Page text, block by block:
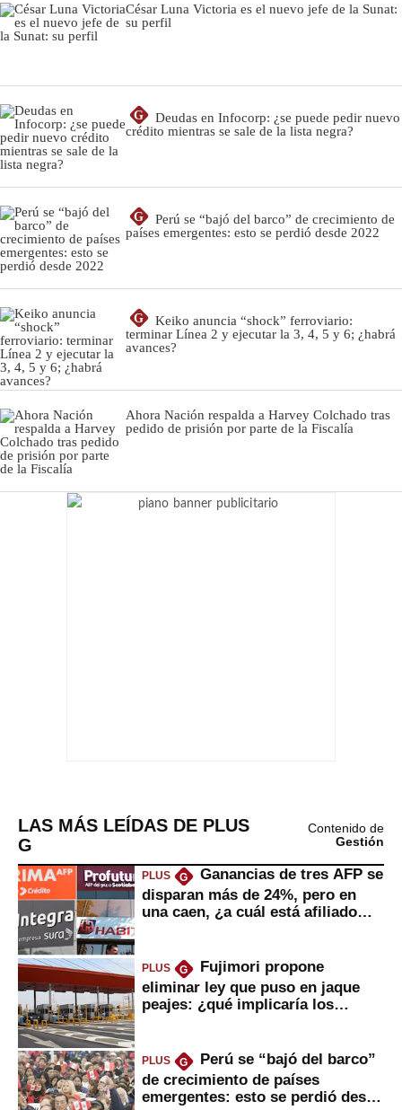
César Luna Victoria es el nuevo jefe de la Sunat:
su perfil
G
Deudas en Infocorp: ¿se puede pedir nuevo
crédito mientras se sale de la lista negra?
G
Perú se “bajó del barco” de crecimiento de
países emergentes: esto se perdió desde 2022
G
Keiko anuncia “shock” ferroviario:
terminar Línea 2 y ejecutar la 3, 4, 5 y 6; ¿habrá
avances?
Ahora Nación respalda a Harvey Colchado tras
pedido de prisión por parte de la Fiscalía
LAS MÁS LEÍDAS DE PLUS
G
Contenido de
Gestión
PLUS G
Ganancias de tres AFP se
disparan más de 24%, pero en
una caen, ¿a cuál está afiliado
PLUS G
Fujimori propone
eliminar ley que puso en jaque
peajes: ¿qué implicaría los
PLUS G
Perú se “bajó del barco”
de crecimiento de países
emergentes: esto se perdió desde